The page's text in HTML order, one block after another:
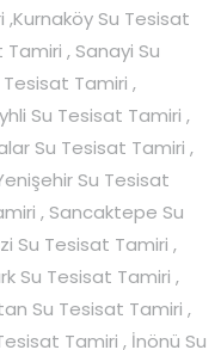
,Kurnaköy Su Tesisat
, Sanayi Su
Tamiri ,
Su Tesisat Tamiri ,
Su Tesisat Tamiri ,
Su Tesisat
, Sancaktepe Su
Su Tesisat Tamiri ,
Su Tesisat Tamiri ,
Su Tesisat Tamiri ,
Tamiri , İnönü Su